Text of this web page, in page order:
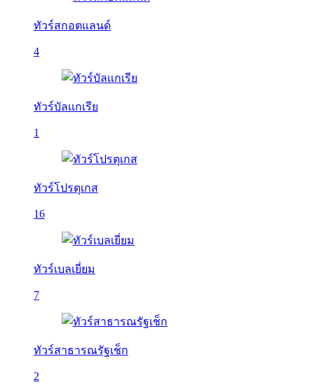
ทัวร์สกอตแลนด์
4
ทัวร์บัลเเกเรีย
1
ทัวร์โปรตุเกส
16
ทัวร์เบลเยี่ยม
7
ทัวร์สาธารณรัฐเช็ก
2